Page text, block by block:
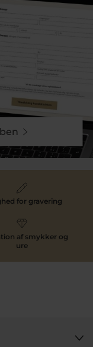
for gravering
af smykker og
ure